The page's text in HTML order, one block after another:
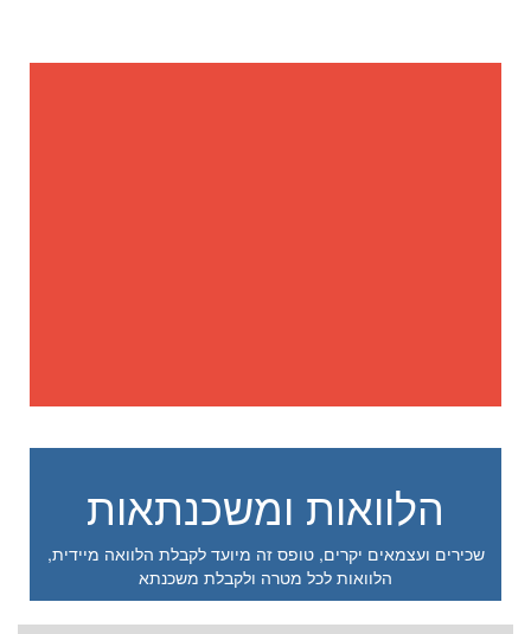
הלוואות ומשכנתאות
שכירים ועצמאים יקרים, טופס זה מיועד לקבלת הלוואה מיידית,
הלוואות לכל מטרה ולקבלת משכנתא